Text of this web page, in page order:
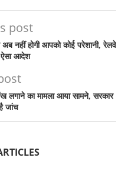
post
नहीं होगी आपको कोई परेशानी, रेलवे
ऐसा आदेश
का मामला आया सामने, सरकार
जांच